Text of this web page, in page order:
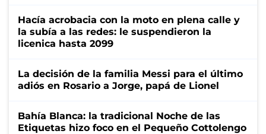
Hacía acrobacia con la moto en plena calle y
la subía a las redes: le suspendieron la
licenica hasta 2099
La decisión de la familia Messi para el último
adiós en Rosario a Jorge, papá de Lionel
Bahía Blanca: la tradicional Noche de las
Etiquetas hizo foco en el Pequeño Cottolengo